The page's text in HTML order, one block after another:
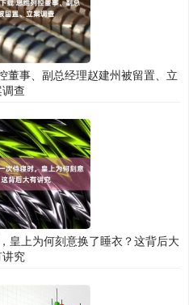
董事、副总经理赵建州被留置、立
查
皇上为何刻意换了睡衣？这背后大
究